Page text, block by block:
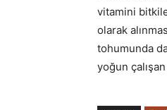
vitamini
olarak
tohumunda
yoğun